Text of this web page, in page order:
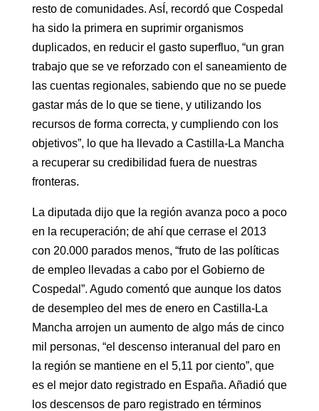
resto de comunidades. AsÍ, recordó que Cospedal
ha sido la primera en suprimir organismos
duplicados, en reducir el gasto superfluo, “un gran
trabajo que se ve reforzado con el saneamiento de
las cuentas regionales, sabiendo que no se puede
gastar más de lo que se tiene, y utilizando los
recursos de forma correcta, y cumpliendo con los
objetivos”, lo que ha llevado a Castilla-La Mancha
a recuperar su credibilidad fuera de nuestras
fronteras.
La diputada dijo que la región avanza poco a poco
en la recuperación; de ahí que cerrase el 2013
con 20.000 parados menos, “fruto de las políticas
de empleo llevadas a cabo por el Gobierno de
Cospedal”. Agudo comentó que aunque los datos
de desempleo del mes de enero en Castilla-La
Mancha arrojen un aumento de algo más de cinco
mil personas, “el descenso interanual del paro en
la región se mantiene en el 5,11 por ciento”, que
es el mejor dato registrado en España. Añadió que
los descensos de paro registrado en términos